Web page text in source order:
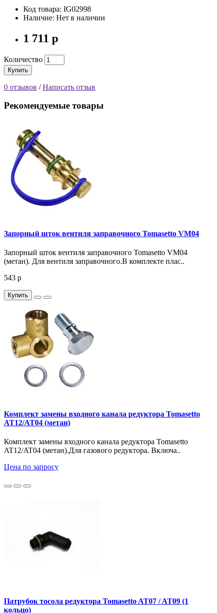
Код товара: IG02998
Наличие: Нет в наличии
1 711 р
Количество
Купить
0 отзывов /Написать отзыв
Рекомендуемые товары
Запорный шток вентиля заправочного Tomasetto VM04
Запорный шток вентиля заправочного Tomasetto VM04
(метан). Для вентиля заправочного.В комплекте плас..
543 р
Купить
Комплект замены входного канала редуктора Tomasetto
AT12/AT04 (метан)
Комплект замены входного канала редуктора Tomasetto
AT12/AT04 (метан).Для газового редуктора. Включа..
Цена по запросу
Патрубок тосола редуктора Tomasetto AT07 / AT09 (1
кольцо)